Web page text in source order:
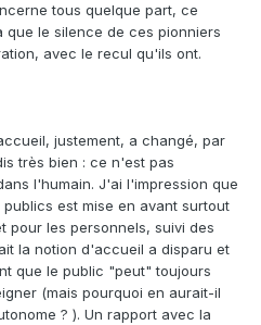
tous quelque part, ce
le silence de ces pionniers
avec le recul qu'ils ont.
justement, a changé, par
très bien : ce n'est pas
l'humain. J'ai l'impression que
est mise en avant surtout
pour les personnels, suivi des
la notion d'accueil a disparu et
que le public "peut" toujours
(mais pourquoi en aurait-il
? ). Un rapport avec la